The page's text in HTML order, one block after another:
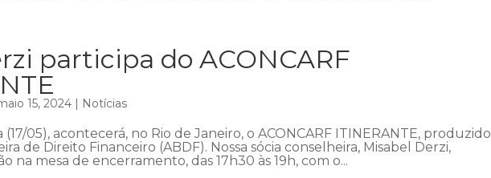
participa do ACONCARF
15, 2024 | Notícias
05), acontecerá, no Rio de Janeiro, o ACONCARF ITINERANTE, produzido
de Direito Financeiro (ABDF). Nossa sócia conselheira, Misabel Derzi,
na mesa de encerramento, das 17h30 às 19h, com o...